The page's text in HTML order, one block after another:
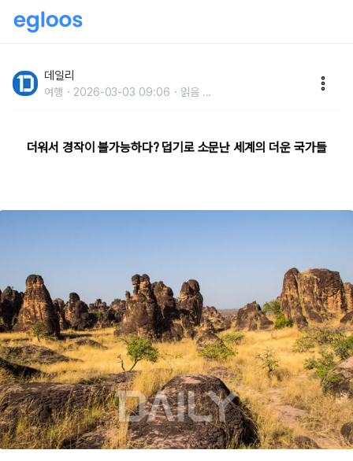
데일리
여행 2026-03-03 09:06 읽음 ...
더워서 경작이 불가능하다? 덥기로 소문난 세계의 더운 국가들